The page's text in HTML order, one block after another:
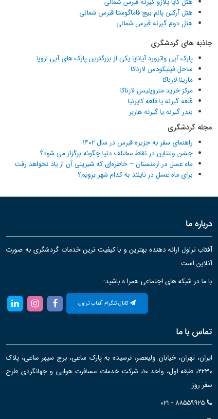
هتل آرکین پالم بیچ فاماگوستا قبرس شمالی
هتل دوم گیرنه قبرس شمالی
جاذبه های گردشگری
پارک آبی واترورد آیاناپا یکی از بزرگترین پارک های آبی اروپا
ساحل فینیکودس لارناکا
مارینا لارناکا
مرکز خرید متروپلیس لارناکا
قلعه گیرنه یا قلعه کایرنیا
بندر گیرنه یا گیرنه هاربر
مجله گردشگری
راهنمای سفر به جزیره قبرس در سال ۱۴۰۲
جشن ولنتاین در نقاط مختلف دنیا چگونه برگزار می شود؟
ماه عسل در ارمنستان – خاطره‌ای که شیرینی آن از یاد نخواهد رفت
برای ماه عسل در تایلند به کدام شهر برویم؟
درباره ما
آفتاب تراول ارائه دهنده بهترین و با کیفیت ترین خدمات گردشگری به صورت
آنلاین است.
با ما در شبکه های اجتماعی همرا ه باشید:
کانال تلگرام آفتاب تراول
تماس با ما
ایران، تهران، خیابان ولیعصر، نرسیده به پارک ساعی، برج سپهر ساعی، پلاک
۲۲۳۰، طبقه اول، واحد ۱۰، شرکت خدمات مسافرت هوایی و جهانگردی طرح
سفر روز
۰۲۱ - ۸۸۵۵۹۹۲۵